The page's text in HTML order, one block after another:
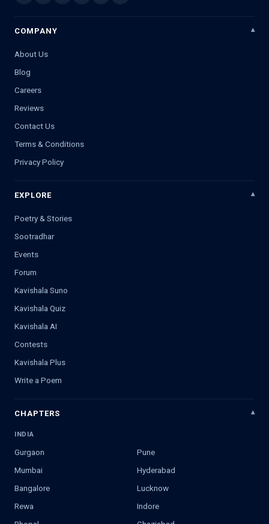
COMPANY
About Us
Blog
Careers
Reviews
Contact Us
Terms & Conditions
Privacy Policy
EXPLORE
Poetry & Stories
Sootradhar
Events
Forum
Kavishala Suno
Kavishala Quiz
Kavishala AI
Contests
Kavishala Plus
Write a Poem
CHAPTERS
INDIA
Gurgaon
Pune
Mumbai
Hyderabad
Bangalore
Lucknow
Rewa
Indore